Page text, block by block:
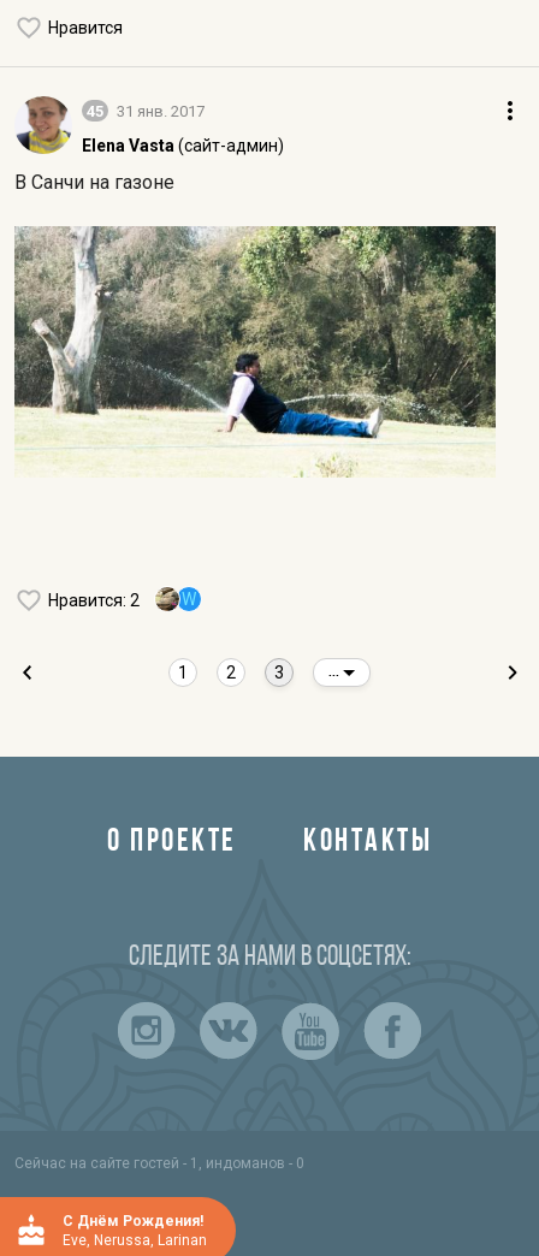
Нравится
45 31 янв. 2017
Elena Vasta (сайт-админ)
В Санчи на газоне
Нравится: 2 W
1 2 3
О ПРОЕКТЕ КОНТАКТЫ
Следите за нами в соцсетях:
Сейчас на сайте гостей - 1, индоманов - 0
C Днём Рождения!
Eve, Nerussa, Larinan